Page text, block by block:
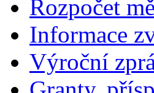
Rozpočet
Informace
Výroční